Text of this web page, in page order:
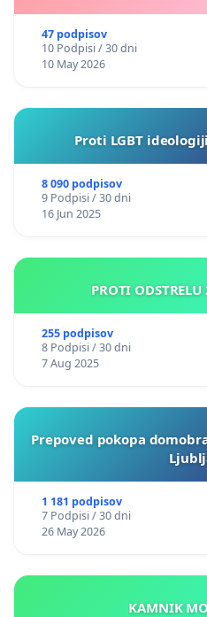
47 podpisov
10 Podpisi / 30 dni
10 May 2026
Proti LGBT
8 090 podpisov
9 Podpisi / 30 dni
16 Jun 2025
PROTI
255 podpisov
8 Podpisi / 30 dni
7 Aug 2025
Prepoved pokopa
1 181 podpisov
7 Podpisi / 30 dni
26 May 2026